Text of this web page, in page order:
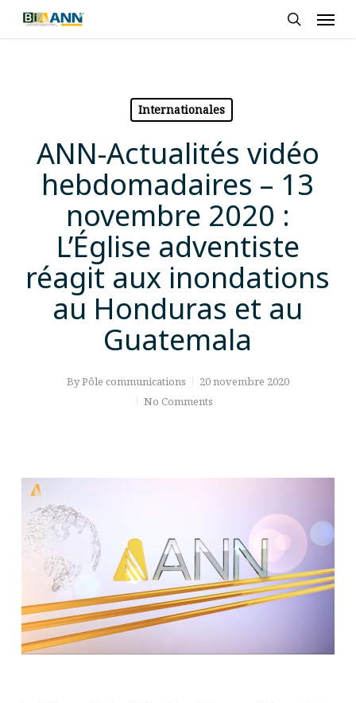
Skip
Internationales
ANN-Actualités vidéo
hebdomadaires – 13
novembre 2020 :
L’Église adventiste
réagit aux inondations
au Honduras et au
Guatemala
ByPôle communications
20 novembre 2020
No Comments